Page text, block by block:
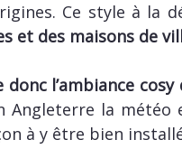
Ce style à la
et des maisons de
donc l’ambiance
Angleterre la
à y être bien